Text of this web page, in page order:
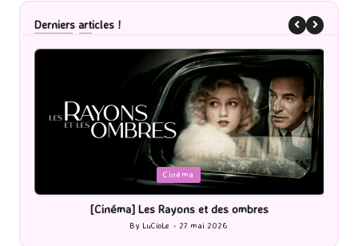
Derniers articles !
Cinéma
[Cinéma] Les Rayons et des ombres
Posted
By LuCioLe 27 mai 2026